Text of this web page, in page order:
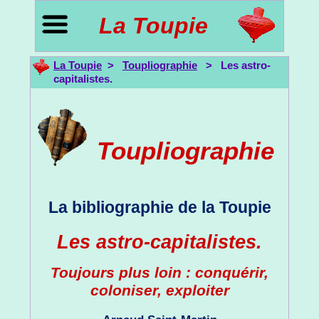
La Toupie
La Toupie > Toupliographie > Les astro-
capitalistes.
Toupliographie
La bibliographie de la Toupie
Les astro-capitalistes.
Toujours plus loin : conquérir,
coloniser, exploiter